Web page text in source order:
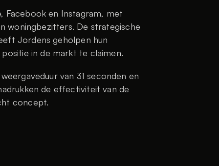
Facebook en Instagram, met
woningbezitters. De strategische
Jordens geholpen hun
in de markt te claimen.
van 31 seconden en
de effectiviteit van de
concept.